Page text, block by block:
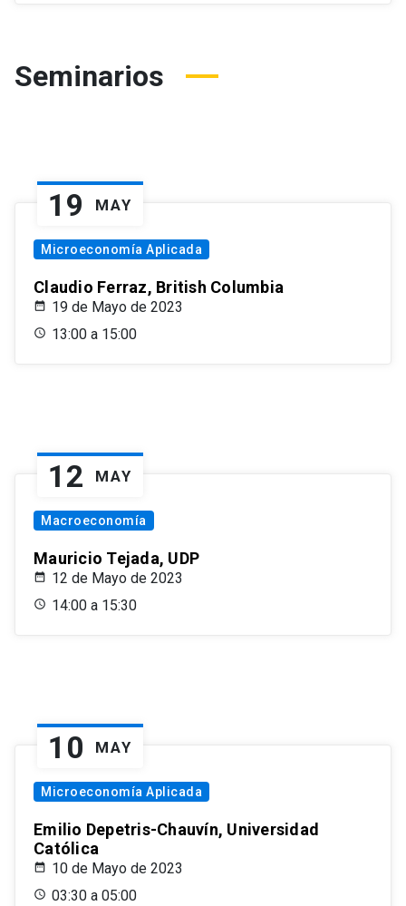
Seminarios
19 MAY
Microeconomía Aplicada
Claudio Ferraz, British Columbia
19 de Mayo de 2023
13:00 a 15:00
12 MAY
Macroeconomía
Mauricio Tejada, UDP
12 de Mayo de 2023
14:00 a 15:30
10 MAY
Microeconomía Aplicada
Emilio Depetris-Chauvín, Universidad
Católica
10 de Mayo de 2023
03:30 a 05:00